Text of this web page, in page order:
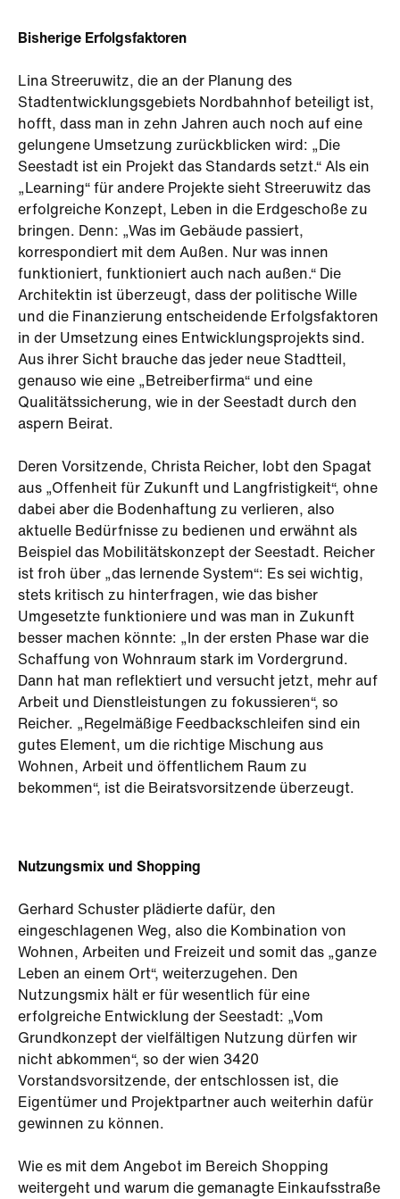
Bisherige Erfolgsfaktoren
Lina Streeruwitz, die an der Planung des
Stadtentwicklungsgebiets Nordbahnhof beteiligt ist,
hofft, dass man in zehn Jahren auch noch auf eine
gelungene Umsetzung zurückblicken wird: „Die
Seestadt ist ein Projekt das Standards setzt.“ Als ein
„Learning“ für andere Projekte sieht Streeruwitz das
erfolgreiche Konzept, Leben in die Erdgeschoße zu
bringen. Denn: „Was im Gebäude passiert,
korrespondiert mit dem Außen. Nur was innen
funktioniert, funktioniert auch nach außen.“ Die
Architektin ist überzeugt, dass der politische Wille
und die Finanzierung entscheidende Erfolgsfaktoren
in der Umsetzung eines Entwicklungsprojekts sind.
Aus ihrer Sicht brauche das jeder neue Stadtteil,
genauso wie eine „Betreiberfirma“ und eine
Qualitätssicherung, wie in der Seestadt durch den
aspern Beirat.
Deren Vorsitzende, Christa Reicher, lobt den Spagat
aus „Offenheit für Zukunft und Langfristigkeit“, ohne
dabei aber die Bodenhaftung zu verlieren, also
aktuelle Bedürfnisse zu bedienen und erwähnt als
Beispiel das Mobilitätskonzept der Seestadt. Reicher
ist froh über „das lernende System“: Es sei wichtig,
stets kritisch zu hinterfragen, wie das bisher
Umgesetzte funktioniere und was man in Zukunft
besser machen könnte: „In der ersten Phase war die
Schaffung von Wohnraum stark im Vordergrund.
Dann hat man reflektiert und versucht jetzt, mehr auf
Arbeit und Dienstleistungen zu fokussieren“, so
Reicher. „Regelmäßige Feedbackschleifen sind ein
gutes Element, um die richtige Mischung aus
Wohnen, Arbeit und öffentlichem Raum zu
bekommen“, ist die Beiratsvorsitzende überzeugt.
Nutzungsmix und Shopping
Gerhard Schuster plädierte dafür, den
eingeschlagenen Weg, also die Kombination von
Wohnen, Arbeiten und Freizeit und somit das „ganze
Leben an einem Ort“, weiterzugehen. Den
Nutzungsmix hält er für wesentlich für eine
erfolgreiche Entwicklung der Seestadt: „Vom
Grundkonzept der vielfältigen Nutzung dürfen wir
nicht abkommen“, so der wien 3420
Vorstandsvorsitzende, der entschlossen ist, die
Eigentümer und Projektpartner auch weiterhin dafür
gewinnen zu können.
Wie es mit dem Angebot im Bereich Shopping
weitergeht und warum die gemanagte Einkaufsstraße